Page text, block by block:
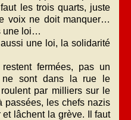
les trois quarts, juste
voix ne doit manquer…
une loi…
une loi, la solidarité
fermées, pas un
ne sont dans la rue le
par milliers sur le
passées, les chefs nazis
lâchent la grève. Il faut